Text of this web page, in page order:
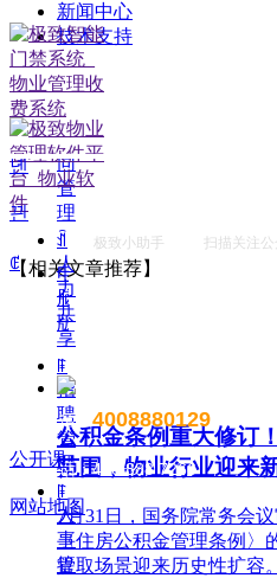
租
赁
管
理
ꁹ
合
同
管
理
ꀉ
人
力
共
享
ꁹ
招
聘
管
理
ꁹ
人
事
管
ꄴ前一个： 无
ꄲ后一个：
创建时间：
18:37
【相关文章推荐】
公积金条例重大修订
范围，物业行业迎来
7月31日，国务院常务会
〈住房公积金管理条例〉
提取场景迎来历史性扩容
新闻中心
技术支持
极致小助手 扫描关注公
电
脑
版
售前电话： 4008880129
售后电话：400 888 7266
公开课
网站地图
녠
끤
ꂅ